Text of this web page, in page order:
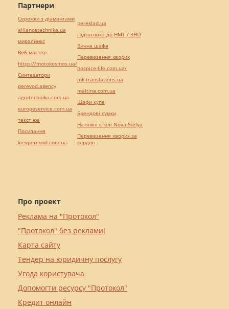
Про проект
Реклама на "Протокол"
"Протокол" без реклами!
Карта сайту
Тендер на юридичну послугу
Угода користувача
Допомогти ресурсу "Протокол"
Кредит онлайн
Партнери
Сережки з діамантами
alliancetechnika.ua
миралинкс
Веб мастер
https://motokosmos.ua/
Синтезатори
perevod.agency
agrotechnika.com.ua
europeservice.com.ua
текст юа
Посилання
kievperevod.com.ua
pereklad.ua
Підготовка до НМТ / ЗНО
Винна шафа
Перевезення хворих
hospice-life.com.ua/
mk-translations.ua
maltina.com.ua
Шафи купе
Брендові сумки
Натяжні стелі Nova Stelya
Перевезення хворих за
кордон